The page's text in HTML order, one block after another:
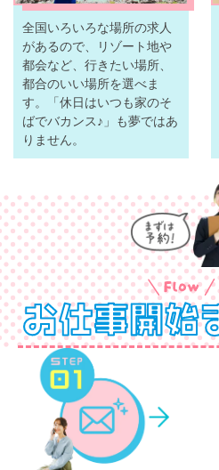
全国いろいろな場所の求人
があるので、リゾート地や
都会など、行きたい場所、
都合のいい場所を選べま
す。「休日はいつも家のそ
ばでバカンス♪」も夢ではあ
りません。